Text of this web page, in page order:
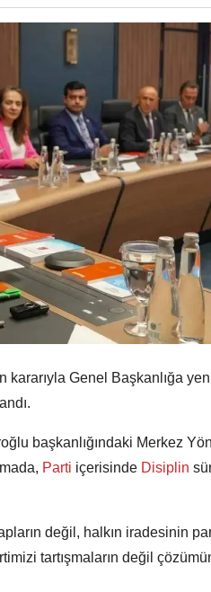
Genel Başkanlığa
başkanlığındaki Merkez
Parti içerisinde Disiplin
değil, halkın iradesinin
tartışmaların değil